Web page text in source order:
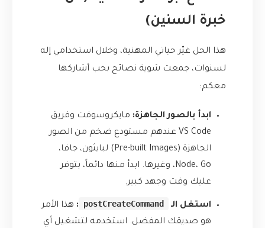
خبرة السنين)
هذا الحل غيّر حياتي المهنية، وخلال استخدامي إله
لسنوات، جمعت شوية نصائح بحب أشاركها
معكم:
ابدأ بالصور الجاهزة: مايكروسوفت وفريق
VS Code عندهم مستودع ضخم من الصور
الجاهزة (Pre-built Images) لبايثون، جافا،
Node، Go، وغيرها. ابدأ منها دائماً، بتوفر
عليك وقت وجهد كبير.
استغل الـ postCreateCommand
: هذا الأمر
هو صديقك المفضل. استخدمه لتشغيل أي